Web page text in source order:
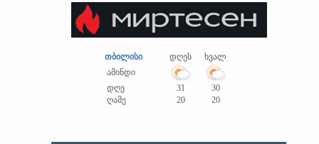
თბილისი დღეს
ხვალ
ამინდი
დღე
31
30
ღამე
20 20